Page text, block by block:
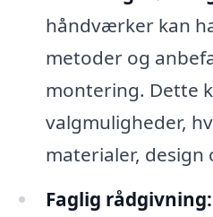
håndværker kan
metoder og
montering. Dette
valgmuligheder,
materialer, design
Faglig rådgivning: